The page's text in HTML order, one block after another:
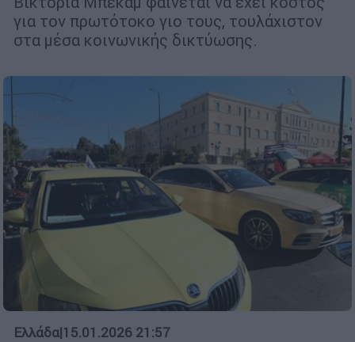
για τον πρωτότοκο γιο τους, τουλάχιστον
στα μέσα κοινωνικής δικτύωσης.
Ελλάδα|15.01.2026 21:57